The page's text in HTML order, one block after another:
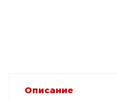
Описание